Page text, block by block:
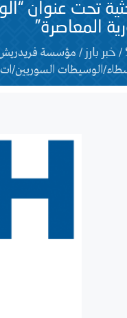
تحت عنوان
المعاصرة”
/ خبر بارز / مؤسسة فريدريش
الوسيطات السوريين/ات